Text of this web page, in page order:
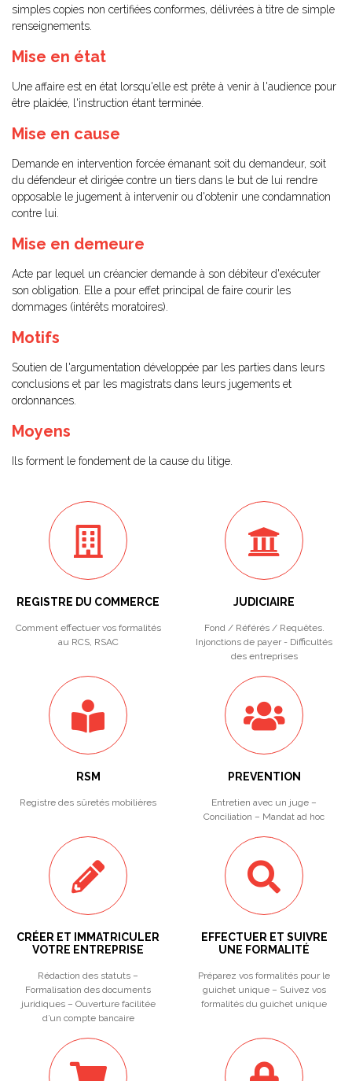
simples copies non certifiées conformes, délivrées à titre de simple
renseignements.
Mise en état
Une affaire est en état lorsqu'elle est prête à venir à l'audience pour
être plaidée, l'instruction étant terminée.
Mise en cause
Demande en intervention forcée émanant soit du demandeur, soit
du défendeur et dirigée contre un tiers dans le but de lui rendre
opposable le jugement à intervenir ou d'obtenir une condamnation
contre lui.
Mise en demeure
Acte par lequel un créancier demande à son débiteur d'exécuter
son obligation. Elle a pour effet principal de faire courir les
dommages (intérêts moratoires).
Motifs
Soutien de l'argumentation développée par les parties dans leurs
conclusions et par les magistrats dans leurs jugements et
ordonnances.
Moyens
Ils forment le fondement de la cause du litige.
REGISTRE DU COMMERCE
Comment effectuer vos formalités
au RCS, RSAC
JUDICIAIRE
Fond / Référés / Requêtes.
Injonctions de payer - Difficultés
des entreprises
RSM
Registre des sûretés mobilières
PREVENTION
Entretien avec un juge –
Conciliation – Mandat ad hoc
CRÉER ET IMMATRICULER
VOTRE ENTREPRISE
Rédaction des statuts –
Formalisation des documents
juridiques – Ouverture facilitée
d’un compte bancaire
EFFECTUER ET SUIVRE
UNE FORMALITÉ
Préparez vos formalités pour le
guichet unique – Suivez vos
formalités du guichet unique